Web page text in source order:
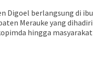
Digoel berlangsung di ibu
Merauke yang dihadiri
hingga masyarakat